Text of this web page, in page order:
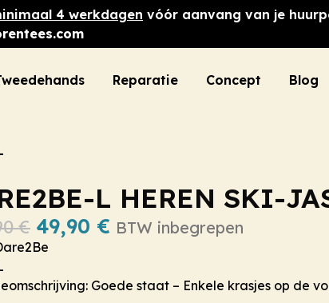
4 werkdagen vóór aanvang van je
Reparatie Concept Blog
L HEREN SKI-
€ 49,90 € BTW inbegrepen
Goede staat – Enkele krasjes op de